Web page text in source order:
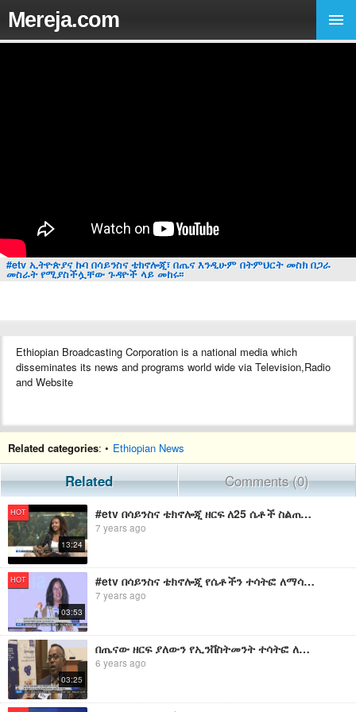
Mereja.com
#etv ኢትዮጵያና ኩባ በሳይንስና ቴክኖሎጂ፣ በጤና እንዲሁም በትምህርት መስክ በጋራ
መስራት የሚያስችሏቸው ጉዳዮች ላይ መከሩ፡፡
Ethiopian Broadcasting Corporation is a national media which
disseminates its news and programs world wide via Television,Radio
and Website
Related categories: • Ethiopian News
Related Comments (0)
HOT
13:24
#etv በሳይንስና ቴክኖሎጂ ዘርፍ ለ25 ሴቶች ስልጠና እየተሰጠ ነው፡፡
7 years ago
HOT
03:53
#etv በሳይንስና ቴክኖሎጂ የሴቶችን ተሳትፎ ለማሳደግ በውጭ ሀገራት ከሚኖሩ የዘርፉ ምሁራን ጋር እየተሰራ መሆኑ ተገለፀ፡፡
7 years ago
03:25
በጤናው ዘርፍ ያለውን የኢንቨስትመንት ተሳትፎ ለማሳደግ ኢትዮጵያ እና ስዊድን በጋራ መስራት በሚችሉባቸው ጉዳዮች ላይ መከሩ፡፡ | EBC
6 years ago